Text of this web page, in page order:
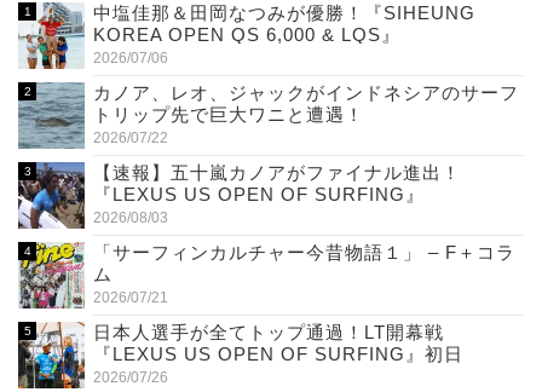
中塩佳那＆田岡なつみが優勝！『SIHEUNG
KOREA OPEN QS 6,000 & LQS』
2026/07/06
カノア、レオ、ジャックがインドネシアのサーフ
トリップ先で巨大ワニと遭遇！
2026/07/22
【速報】五十嵐カノアがファイナル進出！
『LEXUS US OPEN OF SURFING』
2026/08/03
「サーフィンカルチャー今昔物語１」 – F＋コラ
ム
2026/07/21
日本人選手が全てトップ通過！LT開幕戦
『LEXUS US OPEN OF SURFING』初日
2026/07/26